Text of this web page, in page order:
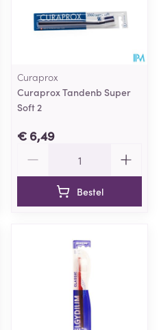
Curaprox
Curaprox Tandenb Super
Soft 2
€ 6,49
Bestel